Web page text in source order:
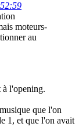
moteurs-
au
à l'opening.
que l'on
1, et que l'on avait